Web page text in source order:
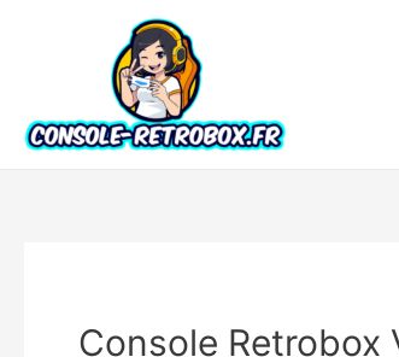
Console Retrobox